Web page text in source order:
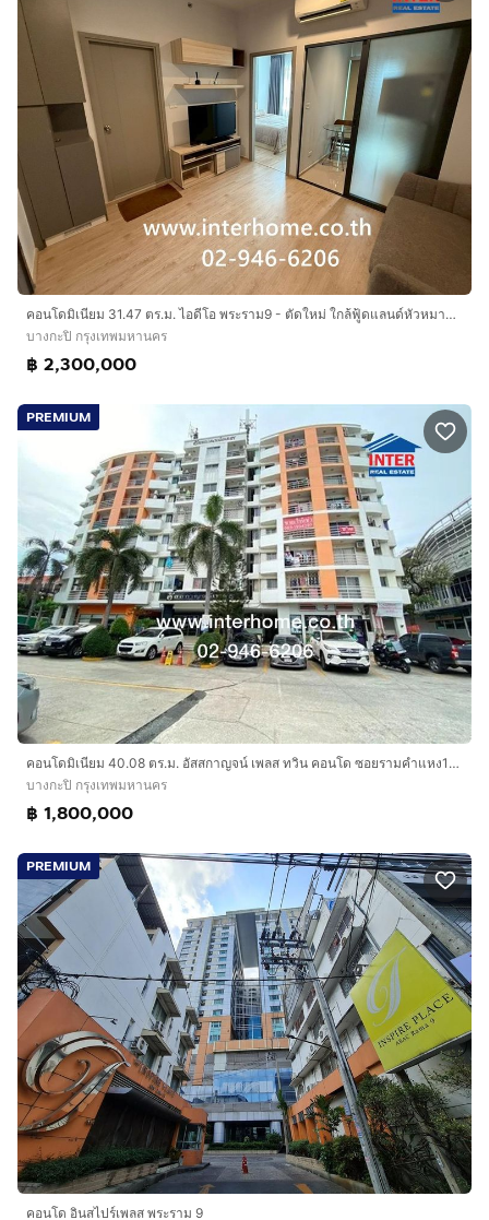
คอนโดมิเนียม 31.47 ตร.ม. ไอดีโอ พระราม9 - ตัดใหม่ ใกล้ฟู้ดแลนด์หัวหมาก ถนนรามคำแหง ถนนพระราม9 เขตบางกะปิ กรุงเทพมหานคร
บางกะปิ กรุงเทพมหานคร
฿ 2,300,000
PREMIUM
คอนโดมิเนียม 40.08 ตร.ม. อัสสกาญจน์ เพลส ทวิน คอนโด ซอยรามคําแหง105-1 ถนนรามคำแหง ถนนลาดพร้าว เขตบางกะปิ กรุงเทพมหานคร
บางกะปิ กรุงเทพมหานคร
฿ 1,800,000
PREMIUM
คอนโด อินสไปร์เพลส พระราม 9